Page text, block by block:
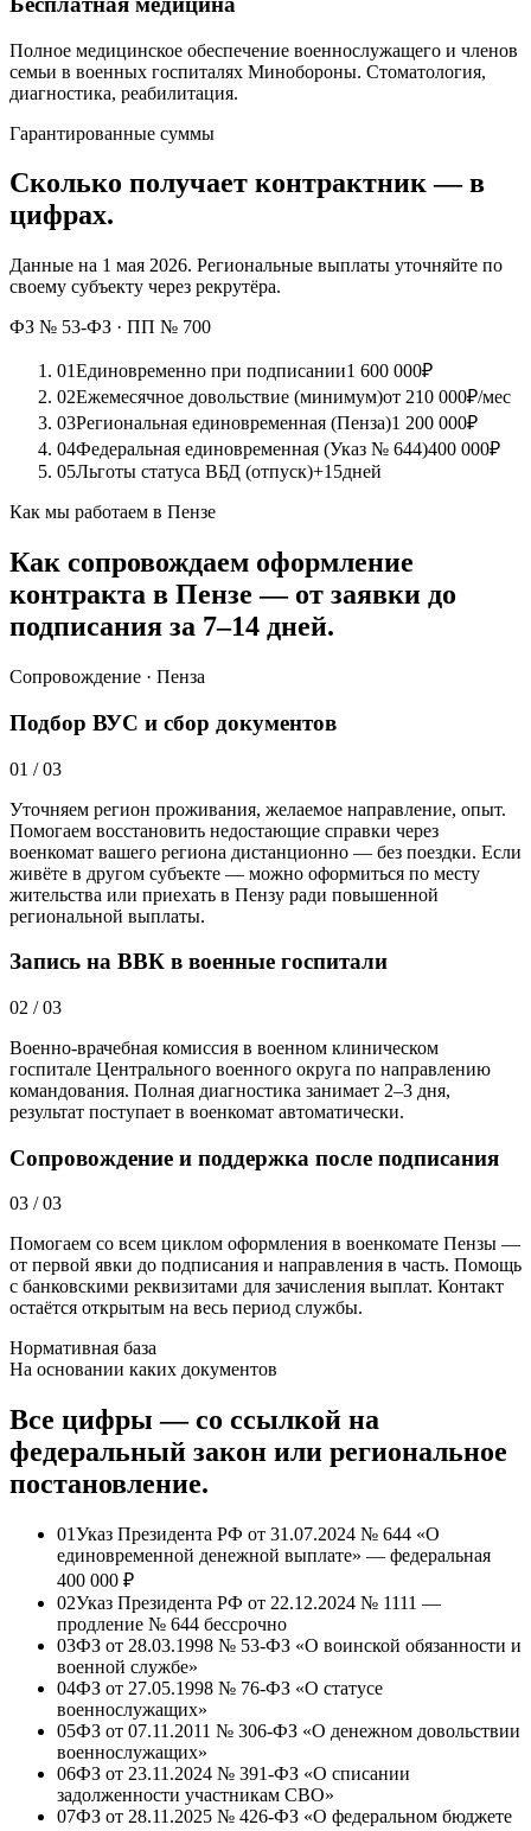
Полное медицинское обеспечение военнослужащего и членов
семьи в военных госпиталях Минобороны. Стоматология,
диагностика, реабилитация.
Гарантированные суммы
Сколько получает контрактник — в
цифрах.
Данные на 1 мая 2026. Региональные выплаты уточняйте по
своему субъекту через рекрутёра.
ФЗ № 53-ФЗ · ПП № 700
01Единовременно при подписании1 600 000₽
02Ежемесячное довольствие (минимум)от 210 000₽/мес
03Региональная единовременная (Пенза)1 200 000₽
04Федеральная единовременная (Указ № 644)400 000₽
05Льготы статуса ВБД (отпуск)+15дней
Как мы работаем в Пензе
Как сопровождаем оформление
контракта в Пензе — от заявки до
подписания за 7–14 дней.
Сопровождение · Пенза
Подбор ВУС и сбор документов
01 /03
Уточняем регион проживания, желаемое направление, опыт.
Помогаем восстановить недостающие справки через
военкомат вашего региона дистанционно — без поездки. Если
живёте в другом субъекте — можно оформиться по месту
жительства или приехать в Пензу ради повышенной
региональной выплаты.
Запись на ВВК в военные госпитали
02 /03
Военно-врачебная комиссия в военном клиническом
госпитале Центрального военного округа по направлению
командования. Полная диагностика занимает 2–3 дня,
результат поступает в военкомат автоматически.
Сопровождение и поддержка после подписания
03 /03
Помогаем со всем циклом оформления в военкомате Пензы —
от первой явки до подписания и направления в часть. Помощь
с банковскими реквизитами для зачисления выплат. Контакт
остаётся открытым на весь период службы.
Нормативная база
На основании каких документов
Все цифры — со ссылкой на
федеральный закон или региональное
постановление.
01Указ Президента РФ от 31.07.2024 № 644 «О
единовременной денежной выплате» — федеральная
400 000 ₽
02Указ Президента РФ от 22.12.2024 № 1111 —
продление № 644 бессрочно
03ФЗ от 28.03.1998 № 53-ФЗ «О воинской обязанности и
военной службе»
04ФЗ от 27.05.1998 № 76-ФЗ «О статусе
военнослужащих»
05ФЗ от 07.11.2011 № 306-ФЗ «О денежном довольствии
военнослужащих»
06ФЗ от 23.11.2024 № 391-ФЗ «О списании
задолженности участникам СВО»
07ФЗ от 28.11.2025 № 426-ФЗ «О федеральном бюджете